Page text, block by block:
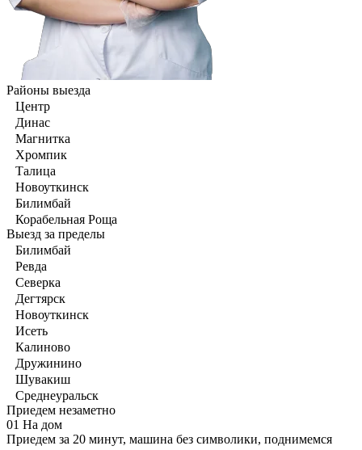
Районы выезда
Центр
Динас
Магнитка
Хромпик
Талица
Новоуткинск
Билимбай
Корабельная Роща
Выезд за пределы
Билимбай
Ревда
Северка
Дегтярск
Новоуткинск
Исеть
Калиново
Дружинино
Шувакиш
Среднеуральск
Приедем незаметно
01 На дом
Приедем за 20 минут, машина без символики, поднимемся